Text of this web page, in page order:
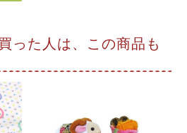
った人は、この商品も